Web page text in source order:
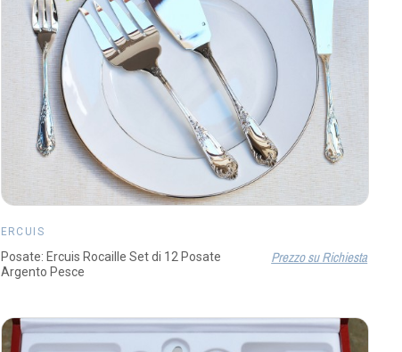
ERCUIS
Posate: Ercuis Rocaille Set di 12 Posate
Argento Pesce
Prezzo su Richiesta